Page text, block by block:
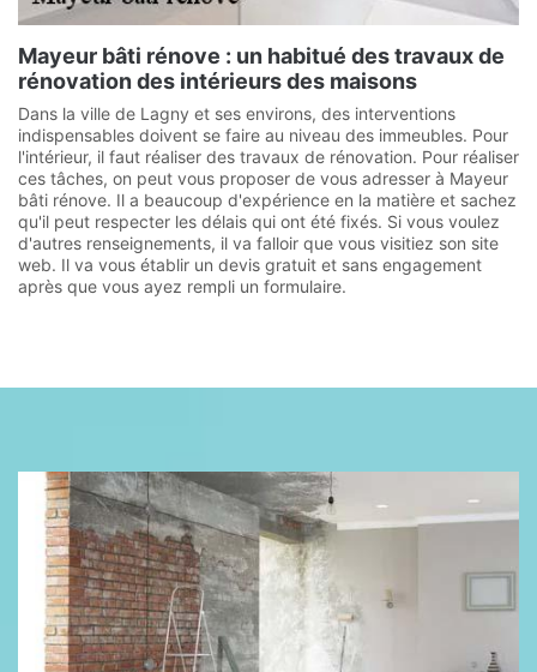
Mayeur bâti rénove : un habitué des travaux de
rénovation des intérieurs des maisons
Dans la ville de Lagny et ses environs, des interventions
indispensables doivent se faire au niveau des immeubles. Pour
l'intérieur, il faut réaliser des travaux de rénovation. Pour réaliser
ces tâches, on peut vous proposer de vous adresser à Mayeur
bâti rénove. Il a beaucoup d'expérience en la matière et sachez
qu'il peut respecter les délais qui ont été fixés. Si vous voulez
d'autres renseignements, il va falloir que vous visitiez son site
web. Il va vous établir un devis gratuit et sans engagement
après que vous ayez rempli un formulaire.